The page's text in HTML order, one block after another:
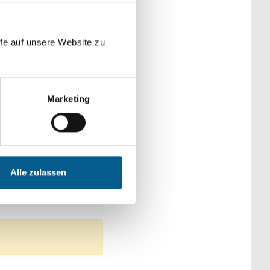
auf unsere Website zu
Marketing
Alle zulassen
Kategorien
Kunst & Kultur